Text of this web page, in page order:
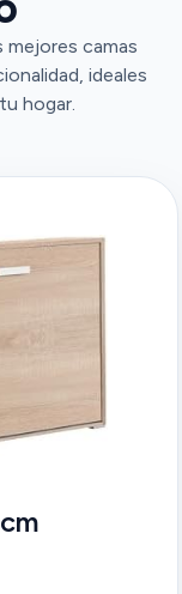
mejores camas
ideales
hogar.